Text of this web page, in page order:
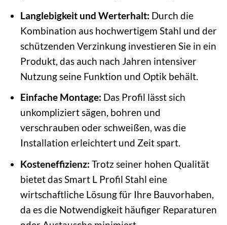
Langlebigkeit und Werterhalt: Durch die
Kombination aus hochwertigem Stahl und der
schützenden Verzinkung investieren Sie in ein
Produkt, das auch nach Jahren intensiver
Nutzung seine Funktion und Optik behält.
Einfache Montage: Das Profil lässt sich
unkompliziert sägen, bohren und
verschrauben oder schweißen, was die
Installation erleichtert und Zeit spart.
Kosteneffizienz: Trotz seiner hohen Qualität
bietet das Smart L Profil Stahl eine
wirtschaftliche Lösung für Ihre Bauvorhaben,
da es die Notwendigkeit häufiger Reparaturen